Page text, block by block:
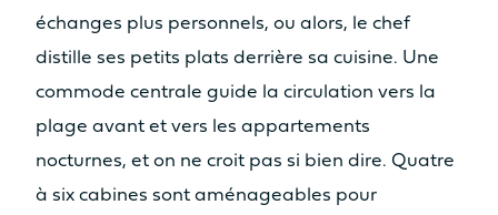
échanges plus personnels, ou alors, le chef
distille ses petits plats derrière sa cuisine. Une
commode centrale guide la circulation vers la
plage avant et vers les appartements
nocturnes, et on ne croit pas si bien dire. Quatre
à six cabines sont aménageables pour